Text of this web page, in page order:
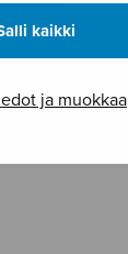
kaikki
ja muokkaa